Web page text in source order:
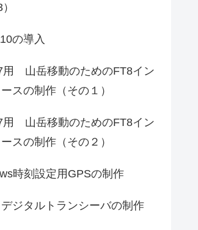
の導入
用 山岳移動のためのFT8イン
スの制作（その１）
用 山岳移動のためのFT8イン
スの制作（その２）
時刻設定用GPSの制作
ジタルトランシーバの制作